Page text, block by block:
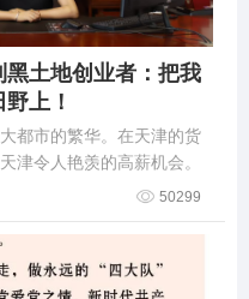
黑土地创业者：把我
上！
都市的繁华。在天津的货
津令人艳羡的高薪机会。
50299